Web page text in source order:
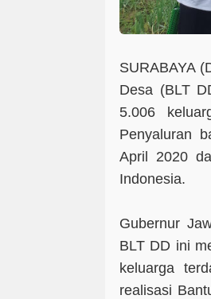
SURABAYA
Desa (BLT
5.006
Penyaluran
April 2020
Indonesia.
Gubernur
BLT DD ini
keluarga
realisasi